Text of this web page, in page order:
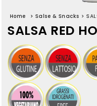
Home > Salse & Snacks >
SALSA RED